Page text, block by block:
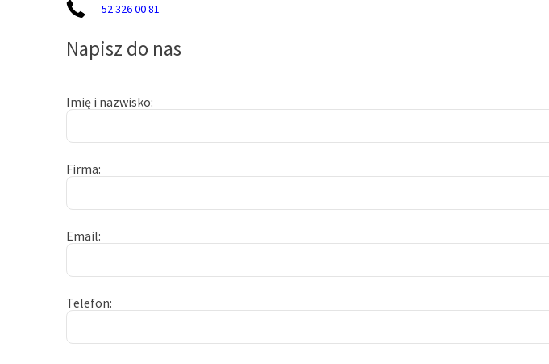
52 326 00 81
Napisz do nas
Imię i nazwisko
Firma
Email
Telefon